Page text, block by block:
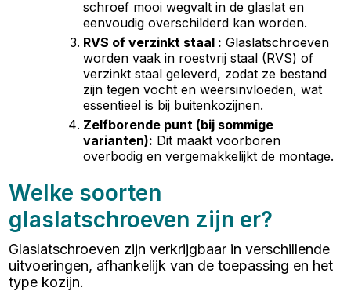
schroef mooi wegvalt in de glaslat en
eenvoudig overschilderd kan worden.
RVS of verzinkt staal : Glaslatschroeven
worden vaak in roestvrij staal (RVS) of
verzinkt staal geleverd, zodat ze bestand
zijn tegen vocht en weersinvloeden, wat
essentieel is bij buitenkozijnen.
Zelfborende punt (bij sommige
varianten): Dit maakt voorboren
overbodig en vergemakkelijkt de montage.
Welke soorten
glaslatschroeven zijn er?
Glaslatschroeven zijn verkrijgbaar in verschillende
uitvoeringen, afhankelijk van de toepassing en het
type kozijn.